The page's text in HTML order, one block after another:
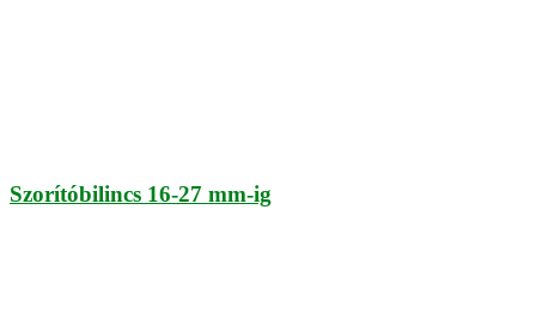
Szorítóbilincs 16-27 mm-ig